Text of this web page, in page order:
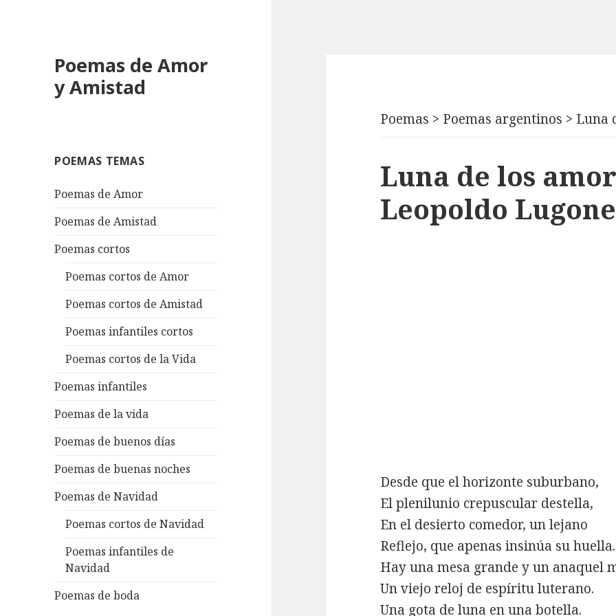
Poemas de Amor
y Amistad
POEMAS TEMAS
Poemas de Amor
Poemas de Amistad
Poemas cortos
Poemas cortos de Amor
Poemas cortos de Amistad
Poemas infantiles cortos
Poemas cortos de la Vida
Poemas infantiles
Poemas de la vida
Poemas de buenos días
Poemas de buenas noches
Poemas de Navidad
Poemas cortos de Navidad
Poemas infantiles de
Navidad
Poemas de boda
Poemas > Poemas argentinos > Luna
Luna de los
Leopoldo
Desde que el horizonte suburbano,
El plenilunio crepuscular destella,
En el desierto comedor, un lejano
Reflejo, que apenas insinúa su huella.
Hay una mesa grande y un anaquel
Un viejo reloj de espíritu luterano.
Una gota de luna en una botella.